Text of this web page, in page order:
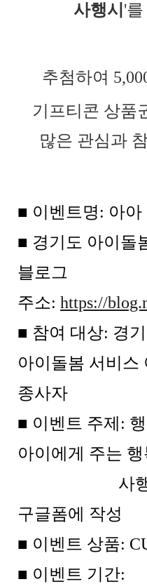
사행시 '
추첨하여
기프티콘 상품
많은 관심과
■ 이벤트명: 아아
■ 경기도 아이돌
블로그
주소: https://
■ 참여 대상: 경
아이돌봄 서비스
종사자
■ 이벤트 주제:
아이에게 주는
사행시 "
구글폼에 작성
■ 이벤트 상품:
■ 이벤트 기간: